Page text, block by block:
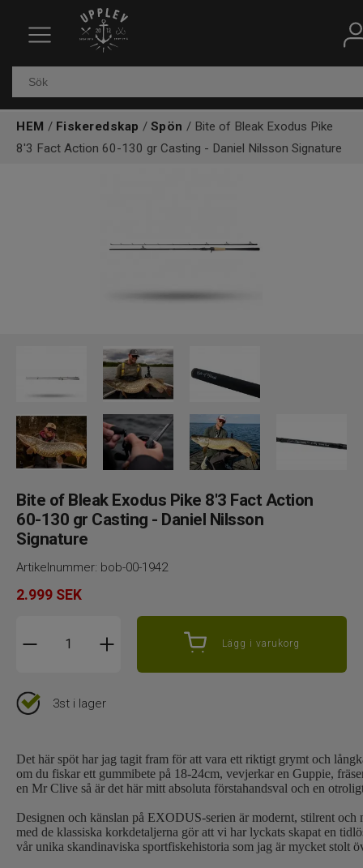
Fiskeredskap
Kläder & skor
HEM / Fiskeredskap / Spön / Bite of Bleak Exodus Pike
8'3 Fact Action 60-130 gr Casting - Daniel Nilsson Signature
Bite of Bleak Exodus Pike 8'3 Fact Action
60-130 gr Casting - Daniel Nilsson
Signature
Artikelnummer: bob-00-1942
2.999 SEK
Lägg i varukorg
3st i lager
Det här spöt har jag tagit fram för att vara ett riktigt grymt och
om du fiskar ett gummibete på 18-24cm, vevjerkar en Guppie,
en Mr Clive så är det här mitt absoluta förstahandsval och en
Designen och känslan på EXODUS-serien är modernt, stilrent
med de klassiska korkdetaljerna gör att vi har lyckats skapat en
vår unika skandinaviska sportfiskehistoria som jag är mycket stolt